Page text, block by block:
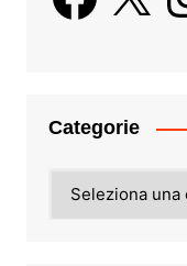
Categorie